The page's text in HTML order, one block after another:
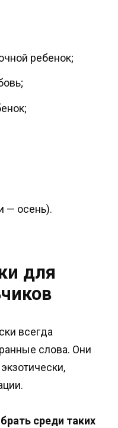
ребенок;
— осень).
для
всегда
слова. Они
среди таких